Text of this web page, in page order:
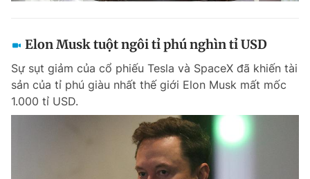
Elon Musk tuột ngôi tỉ phú nghìn tỉ USD
Sự sụt giảm của cổ phiếu Tesla và SpaceX đã khiến tài
sản của tỉ phú giàu nhất thế giới Elon Musk mất mốc
1.000 tỉ USD.